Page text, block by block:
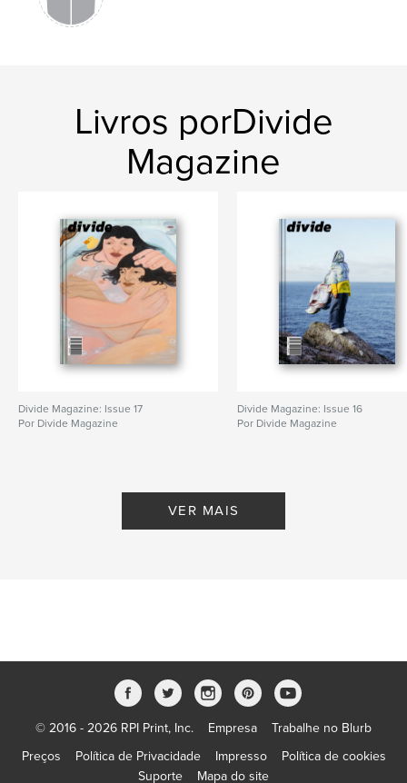
Livros porDivide
Magazine
Divide Magazine: Issue 17
Por Divide Magazine
Divide Magazine: Issue 16
Por Divide Magazine
VER MAIS
© 2016 - 2026 RPI Print, Inc. Empresa
Trabalhe no Blurb
Preços
Política de Privacidade Impresso
Política de cookies
Suporte
Mapa do site